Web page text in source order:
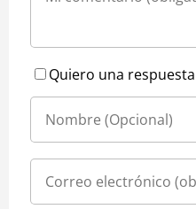
Quiero una